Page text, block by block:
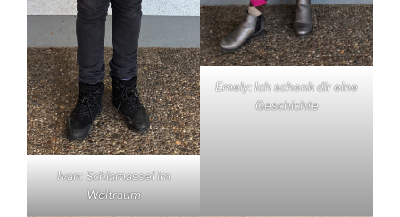
Ivan: Schlamassel im
Weltraum
Emely: Ich schenk dir eine
Geschichte